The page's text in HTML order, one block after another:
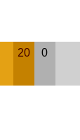
20 0